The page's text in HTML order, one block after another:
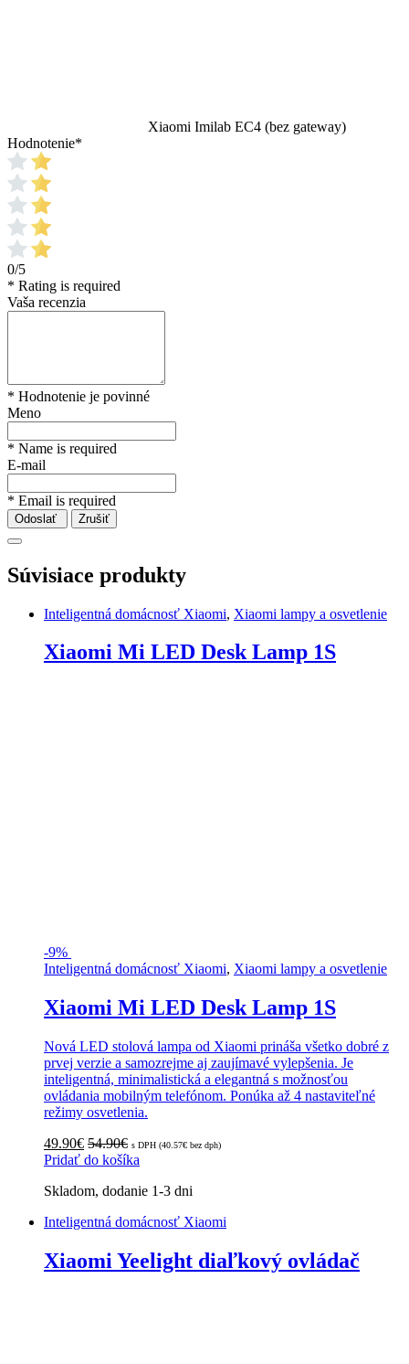
Xiaomi Imilab EC4 (bez gateway)
Hodnotenie*
0/5
* Rating is required
Vaša recenzia
* Hodnotenie je povinné
Meno
* Name is required
E-mail
* Email is required
Odoslať Zrušiť
Súvisiace produkty
Inteligentná domácnosť Xiaomi, Xiaomi lampy a osvetlenie
Xiaomi Mi LED Desk Lamp 1S
-9%
Inteligentná domácnosť Xiaomi, Xiaomi lampy a osvetlenie
Xiaomi Mi LED Desk Lamp 1S
Nová LED stolová lampa od Xiaomi prináša všetko dobré z
prvej verzie a samozrejme aj zaujímavé vylepšenia. Je
inteligentná, minimalistická a elegantná s možnosťou
ovládania mobilným telefónom. Ponúka až 4 nastaviteľné
režimy osvetlenia.
49.90€ 54.90€ s DPH (40.57€ bez dph)
Pridať do košíka
Skladom, dodanie 1-3 dni
Inteligentná domácnosť Xiaomi
Xiaomi Yeelight diaľkový ovládač